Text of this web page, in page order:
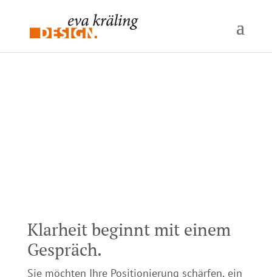
Klarheit beginnt mit einem
Gespräch.
Sie möchten Ihre Positionierung schärfen, ein